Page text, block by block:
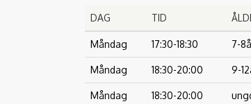
DAG TID
Måndag 17:30-18:30 7-
Måndag 18:30-20:00 9-
Måndag 18:30-20:00